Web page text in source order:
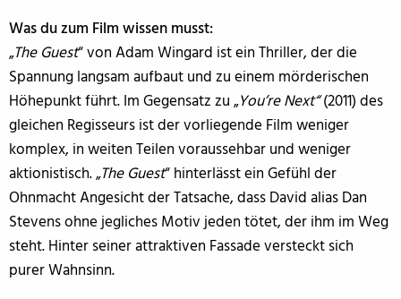
Was du zum Film wissen musst:
„The Guest“ von Adam Wingard ist ein Thriller, der die
Spannung langsam aufbaut und zu einem mörderischen
Höhepunkt führt. Im Gegensatz zu „You’re Next“(2011) des
gleichen Regisseurs ist der vorliegende Film weniger
komplex, in weiten Teilen voraussehbar und weniger
aktionistisch. „The Guest“ hinterlässt ein Gefühl der
Ohnmacht Angesicht der Tatsache, dass David alias Dan
Stevens ohne jegliches Motiv jeden tötet, der ihm im Weg
steht. Hinter seiner attraktiven Fassade versteckt sich
purer Wahnsinn.